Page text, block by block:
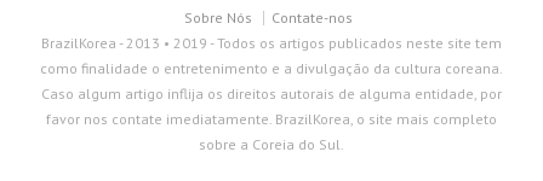
Sobre Nós
Contate-nos
BrazilKorea - 2013 • 2019 - Todos os artigos publicados neste site tem
como finalidade o entretenimento e a divulgação da cultura coreana.
Caso algum artigo inflija os direitos autorais de alguma entidade, por
favor nos contate imediatamente. BrazilKorea, o site mais completo
sobre a Coreia do Sul.